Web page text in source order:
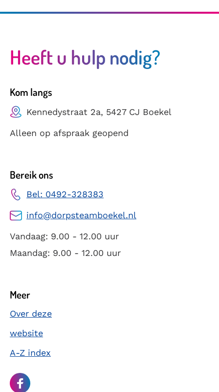
Heeft u hulp nodig?
Kom langs
Kennedystraat 2a, 5427 CJ Boekel
Alleen op afspraak geopend
Bereik ons
Bel: 0492-328383
info@dorpsteamboekel.nl
Vandaag: 9.00 - 12.00 uur
Maandag: 9.00 - 12.00 uur
Meer
Over deze
website
A-Z index